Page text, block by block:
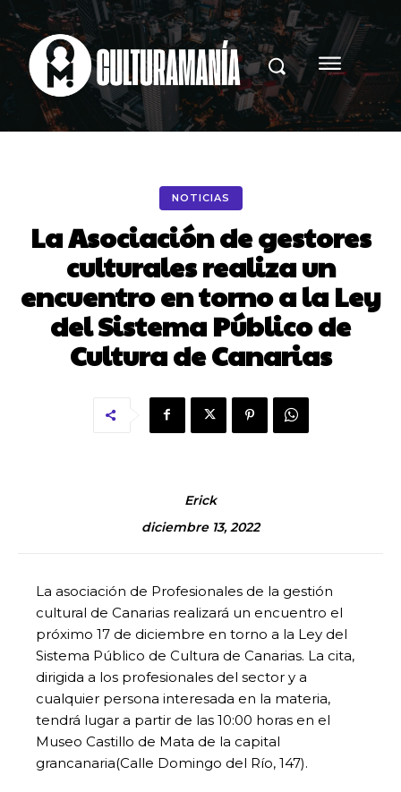
NOTICIAS
La Asociación de gestores
culturales realiza un
encuentro en torno a la Ley
del Sistema Público de
Cultura de Canarias
Erick
diciembre 13, 2022
La asociación de Profesionales de la gestión
cultural de Canarias realizará un encuentro el
próximo 17 de diciembre en torno a la Ley del
Sistema Público de Cultura de Canarias. La cita,
dirigida a los profesionales del sector y a
cualquier persona interesada en la materia,
tendrá lugar a partir de las 10:00 horas en el
Museo Castillo de Mata de la capital
grancanaria(Calle Domingo del Río, 147).